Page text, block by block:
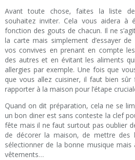
Avant toute chose, faites la liste
souhaitez inviter. Cela vous aidera à
fonction des gouts de chacun. Il ne
la carte mais simplement d’essayer
vos convives en prenant en compte
des autres et en évitant les aliments
allergies par exemple. Une fois que
que vous allez cuisiner, il faut bien
rapporter à la maison pour l’étape
Quand on dit préparation, cela ne se
un bon diner est sans conteste la clef
fête mais il ne faut surtout pas oublier
de décorer la maison, de mettre des
sélectionner de la bonne musique
vêtements…